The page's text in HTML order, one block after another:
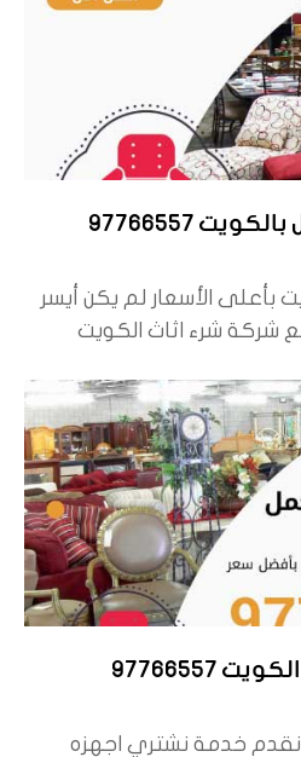
97766557
بأعلى الأسعار لم يكن أيسر
شركة شرء اثاث الكويت
خدمة نشتري اجهزه